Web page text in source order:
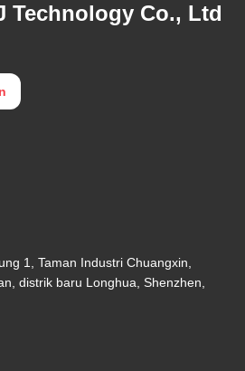
Technology Co., Ltd
1, Taman Industri Chuangxin,
distrik baru Longhua, Shenzhen,